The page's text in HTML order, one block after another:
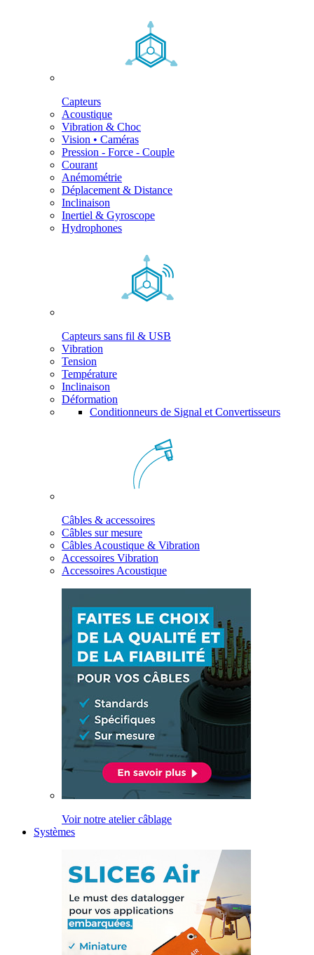
Capteurs
Acoustique
Vibration & Choc
Vision • Caméras
Pression - Force - Couple
Courant
Anémométrie
Déplacement & Distance
Inclinaison
Inertiel & Gyroscope
Hydrophones
Capteurs sans fil & USB
Vibration
Tension
Température
Inclinaison
Déformation
Conditionneurs de Signal et Convertisseurs
Câbles & accessoires
Câbles sur mesure
Câbles Acoustique & Vibration
Accessoires Vibration
Accessoires Acoustique
Voir notre atelier câblage
Systèmes